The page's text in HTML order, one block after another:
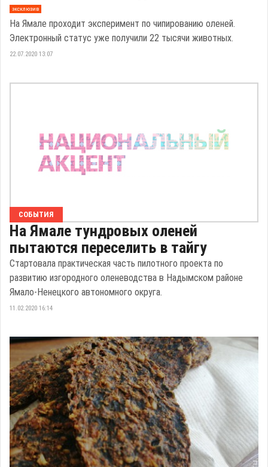
эксклюзив
На Ямале проходит эксперимент по чипированию оленей.
Электронный статус уже получили 22 тысячи животных.
22.07.2020 13:07
СОБЫТИЯ
На Ямале тундровых оленей
пытаются переселить в тайгу
Стартовала практическая часть пилотного проекта по
развитию изгородного оленеводства в Надымском районе
Ямало-Ненецкого автономного округа.
11.02.2020 16:14